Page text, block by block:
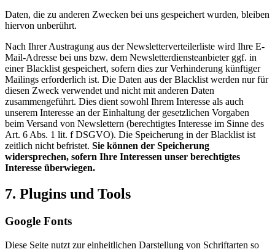
Daten, die zu anderen Zwecken bei uns gespeichert wurden, bleiben
hiervon unberührt.
Nach Ihrer Austragung aus der Newsletterverteilerliste wird Ihre E-
Mail-Adresse bei uns bzw. dem Newsletterdiensteanbieter ggf. in
einer Blacklist gespeichert, sofern dies zur Verhinderung künftiger
Mailings erforderlich ist. Die Daten aus der Blacklist werden nur für
diesen Zweck verwendet und nicht mit anderen Daten
zusammengeführt. Dies dient sowohl Ihrem Interesse als auch
unserem Interesse an der Einhaltung der gesetzlichen Vorgaben
beim Versand von Newslettern (berechtigtes Interesse im Sinne des
Art. 6 Abs. 1 lit. f DSGVO). Die Speicherung in der Blacklist ist
zeitlich nicht befristet. Sie können der Speicherung
widersprechen, sofern Ihre Interessen unser berechtigtes
Interesse überwiegen.
7. Plugins und Tools
Google Fonts
Diese Seite nutzt zur einheitlichen Darstellung von Schriftarten so